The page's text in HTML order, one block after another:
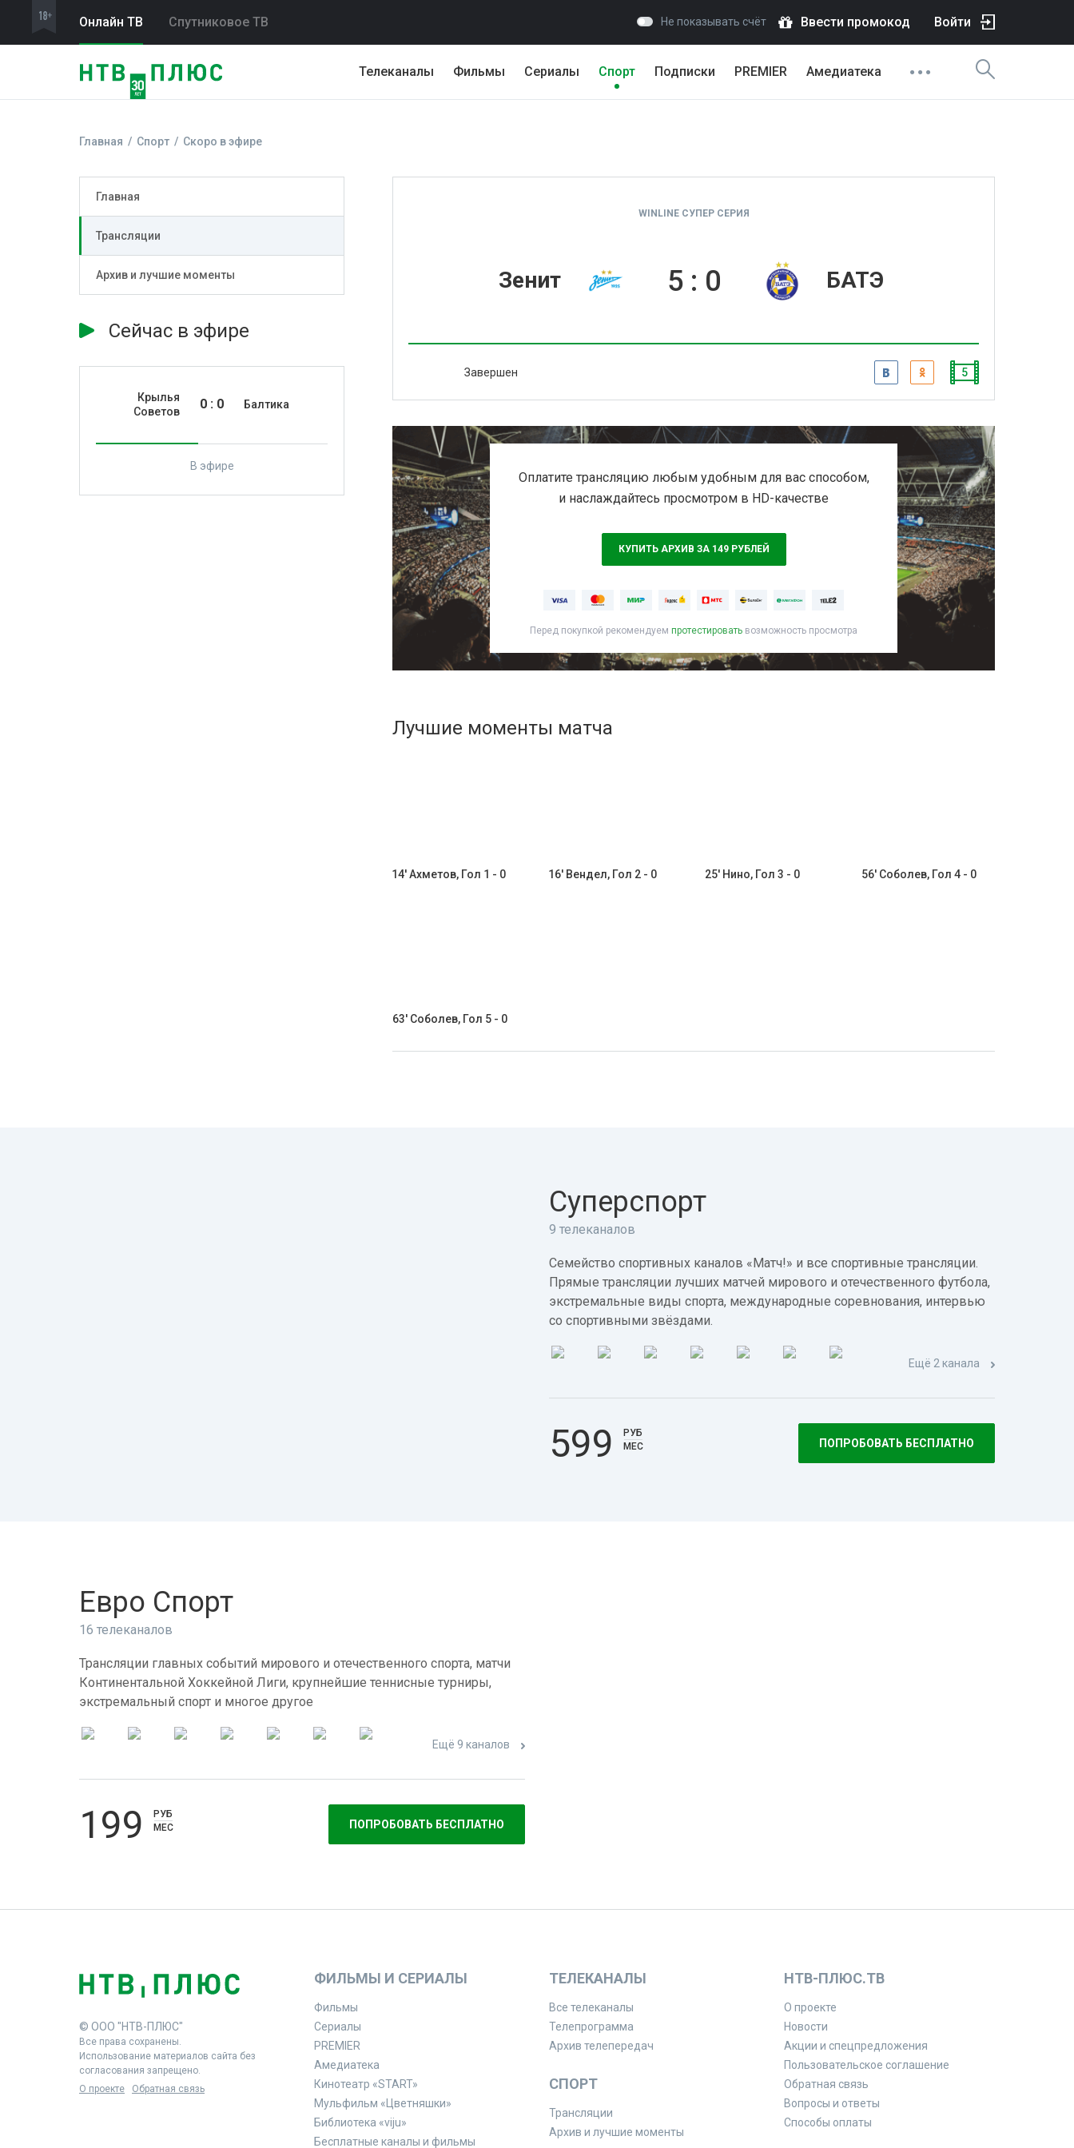
Онлайн ТВ Спутниковое ТВ Не показывать счёт Ввести промокод Войти
Телеканалы Фильмы Сериалы Спорт Подписки PREMIER Амедиатека
Главная Спорт Скоро в эфире
Главная
Трансляции
Архив и лучшие моменты
Сейчас в эфире
Крылья
Советов
Балтика
0 : 0
В эфире
WINLINE СУПЕР СЕРИЯ
Зенит БАТЭ
5: 0
Завершен 5
Оплатите трансляцию любым удобным для вас способом,
и наслаждайтесь просмотром в HD-качестве
КУПИТЬ АРХИВ ЗА 149 РУБЛЕЙ
Перед покупкой рекомендуем протестировать возможность просмотра
Лучшие моменты матча
14' Ахметов, Гол 1 - 0 16' Вендел, Гол 2 - 0 25' Нино, Гол 3 - 0 56' Соболев, Гол 4 - 0
63' Соболев, Гол 5 - 0
Суперспорт
9 телеканалов
Семейство спортивных каналов «Матч!» и все спортивные трансляции.
Прямые трансляции лучших матчей мирового и отечественного футбола,
экстремальные виды спорта, международные соревнования, интервью
со спортивными звёздами.
Ещё 2 канала
599
РУБ
МЕС
ПОПРОБОВАТЬ БЕСПЛАТНО
Евро Спорт
16 телеканалов
Трансляции главных событий мирового и отечественного спорта, матчи
Континентальной Хоккейной Лиги, крупнейшие теннисные турниры,
экстремальный спорт и многое другое
Ещё 9 каналов
199
РУБ
МЕС
ПОПРОБОВАТЬ БЕСПЛАТНО
© ООО "НТВ-ПЛЮС"
Все права сохранены.
Использование материалов сайта без
согласования запрещено.
О проекте
Обратная связь
ФИЛЬМЫ И СЕРИАЛЫ
Фильмы
Сериалы
PREMIER
Амедиатека
Кинотеатр «START»
Мульфильм «Цветняшки»
Библиотека «viju»
Бесплатные каналы и фильмы
ТЕЛЕКАНАЛЫ
Все телеканалы
Телепрограмма
Архив телепередач
СПОРТ
Трансляции
Архив и лучшие моменты
НТВ-ПЛЮС.ТВ
О проекте
Новости
Акции и спецпредложения
Пользовательское соглашение
Обратная связь
Вопросы и ответы
Способы оплаты